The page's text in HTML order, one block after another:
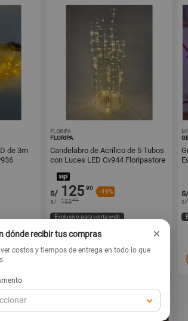
de 3m
FLORIPA
FLORIPA
Candelabro de Acrílico de 5 Tubos
con Luces LED Cv944 Floripastore
s/ 125.90
-19%
s/ 155.90
Exclusivo para venta web
s/
dónde recibir tus compras ×
costos y tiempos de entrega en todo lo que